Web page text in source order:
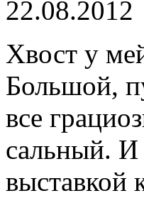
22.08.2012
Хвост у
Большой,
все
сальный. И
выставкой